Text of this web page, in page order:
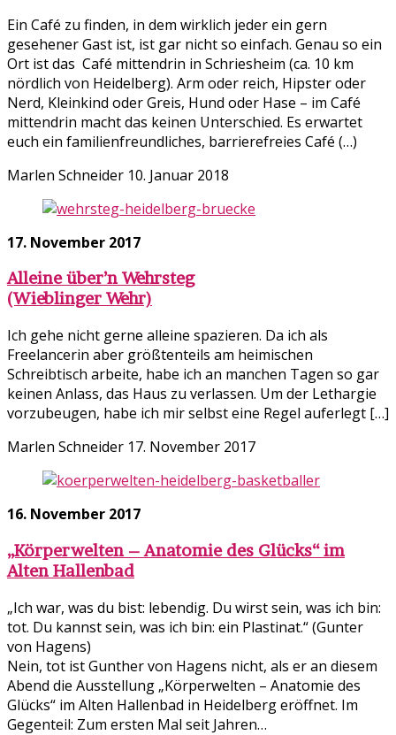
Ein Café zu finden, in dem wirklich jeder ein gern
gesehener Gast ist, ist gar nicht so einfach. Genau so ein
Ort ist das Café mittendrin in Schriesheim (ca. 10 km
nördlich von Heidelberg). Arm oder reich, Hipster oder
Nerd, Kleinkind oder Greis, Hund oder Hase – im Café
mittendrin macht das keinen Unterschied. Es erwartet
euch ein familienfreundliches, barrierefreies Café (…)
Marlen Schneider 10. Januar 2018
17. November 2017
Alleine über’n Wehrsteg
(Wieblinger Wehr)
Ich gehe nicht gerne alleine spazieren. Da ich als
Freelancerin aber größtenteils am heimischen
Schreibtisch arbeite, habe ich an manchen Tagen so gar
keinen Anlass, das Haus zu verlassen. Um der Lethargie
vorzubeugen, habe ich mir selbst eine Regel auferlegt […]
Marlen Schneider 17. November 2017
16. November 2017
„Körperwelten – Anatomie des Glücks“ im
Alten Hallenbad
„Ich war, was du bist: lebendig. Du wirst sein, was ich bin:
tot. Du kannst sein, was ich bin: ein Plastinat.“ (Gunter
von Hagens)
Nein, tot ist Gunther von Hagens nicht, als er an diesem
Abend die Ausstellung „Körperwelten – Anatomie des
Glücks“ im Alten Hallenbad in Heidelberg eröffnet. Im
Gegenteil: Zum ersten Mal seit Jahren…